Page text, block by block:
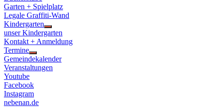
Garten + Spielplatz
Legale Graffiti-Wand
Kindergarten
Show
sub
menu
unser Kindergarten
Kontakt + Anmeldung
Termine
Show
sub
menu
Gemeindekalender
Veranstaltungen
Youtube
Facebook
Instagram
nebenan.de